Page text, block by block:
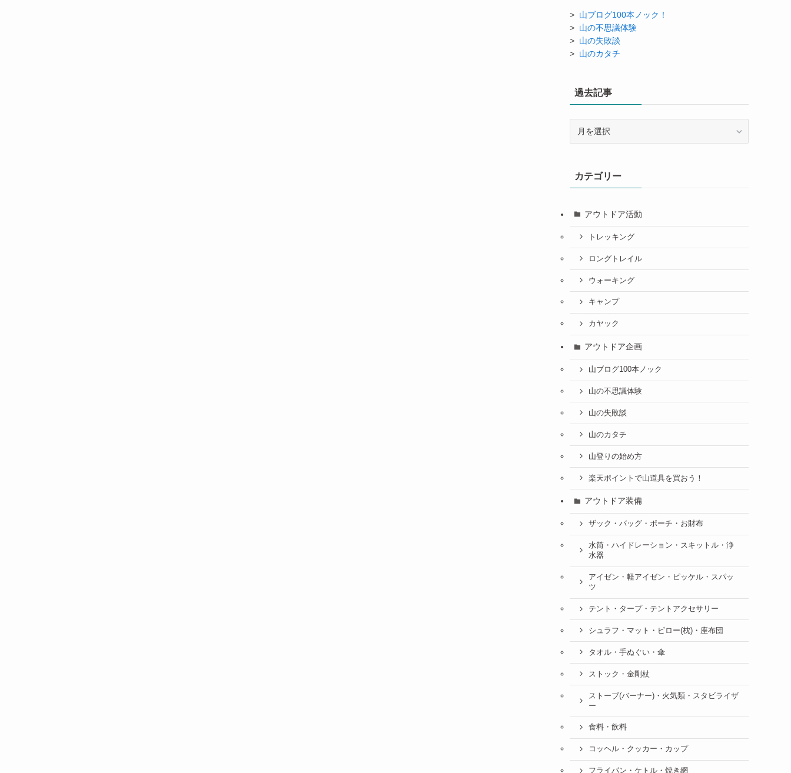
> 山ブログ100本ノック！
> 山の不思議体験
> 山の失敗談
> 山のカタチ
過去記事
カテゴリー
アウトドア活動
トレッキング
ロングトレイル
ウォーキング
キャンプ
カヤック
アウトドア企画
山ブログ100本ノック
山の不思議体験
山の失敗談
山のカタチ
山登りの始め方
楽天ポイントで山道具を買おう！
アウトドア装備
ザック・バッグ・ポーチ・お財布
水筒・ハイドレーション・スキットル・浄
水器
アイゼン・軽アイゼン・ピッケル・スパッ
ツ
テント・タープ・テントアクセサリー
シュラフ・マット・ピロー(枕)・座布団
タオル・手ぬぐい・傘
ストック・金剛杖
ストーブ(バーナー)・火気類・スタビライザ
ー
食料・飲料
コッヘル・クッカー・カップ
フライパン・ケトル・焼き網